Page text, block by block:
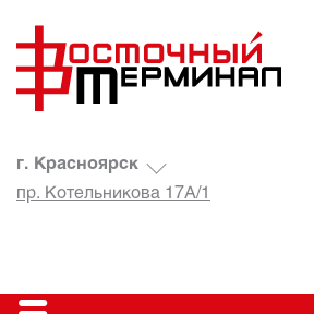
г. Красноярск
пр. Котельникова 17А/1